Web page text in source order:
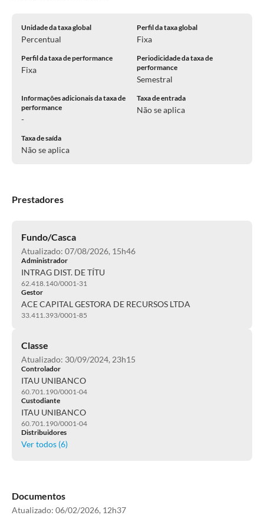
Unidade da taxa global
Percentual
Perfil da taxa global
Fixa
Perfil da taxa de performance
Fixa
Periodicidade da taxa de
performance
Semestral
Informações adicionais da taxa de
performance
-
Taxa de entrada
Não se aplica
Taxa de saída
Não se aplica
Prestadores
Fundo/Casca
Atualizado: 07/08/2026, 15h46
Administrador
INTRAG DIST. DE TÍTU
62.418.140/0001-31
Gestor
ACE CAPITAL GESTORA DE RECURSOS LTDA
33.411.393/0001-85
Classe
Atualizado: 30/09/2024, 23h15
Controlador
ITAU UNIBANCO
60.701.190/0001-04
Custodiante
ITAU UNIBANCO
60.701.190/0001-04
Distribuidores
Ver todos (6)
Documentos
Atualizado: 06/02/2026, 12h37